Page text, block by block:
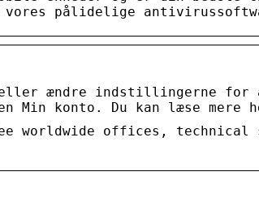
pålidelige
eller ændre indstillingerne for
Min konto. Du kan læse mere
worldwide offices, technical